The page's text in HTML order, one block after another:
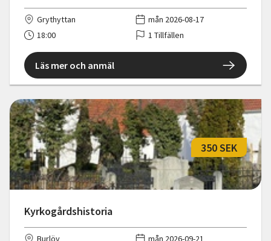
Grythyttan
mån 2026-08-17
18:00
1 Tillfällen
Läs mer och anmäl
Kyrkogårdshistoria
350 SEK
Burlöv mån 2026-09-21